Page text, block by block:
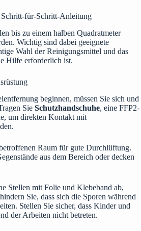
Schritt-für-Schritt-Anleitung
bis zu einem halben Quadratmeter
Wichtig sind dabei geeignete
Wahl der Reinigungsmittel und das
Hilfe erforderlich ist.
beginnen, müssen Sie sich und
Sie Schutzhandschuhe, eine FFP2-
um direkten Kontakt mit
Raum für gute Durchlüftung.
aus dem Bereich oder decken
Stellen mit Folie und Klebeband ab,
Sie, dass sich die Sporen während
Stellen Sie sicher, dass Kinder und
der Arbeiten nicht betreten.